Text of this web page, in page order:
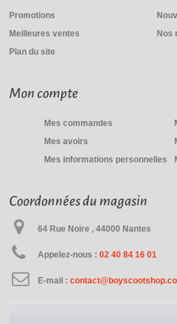
Promotions
Meilleures ventes
Nos
Plan du site
Mon compte
Mes commandes
Mes avoirs
Mes informations personnelles
Coordonnées du magasin
64 Rue Noire , 44000 Nantes
Appelez-nous :02 40 84 16 01
E-mail :